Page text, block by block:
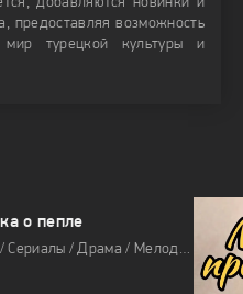
предоставляя возможность
мир турецкой культуры и
о пепле
/ Сериалы / Драма / Мелодрама / Сериалы 2024 / Про любовь / Про предательство / Про семью / Мини-сериалы